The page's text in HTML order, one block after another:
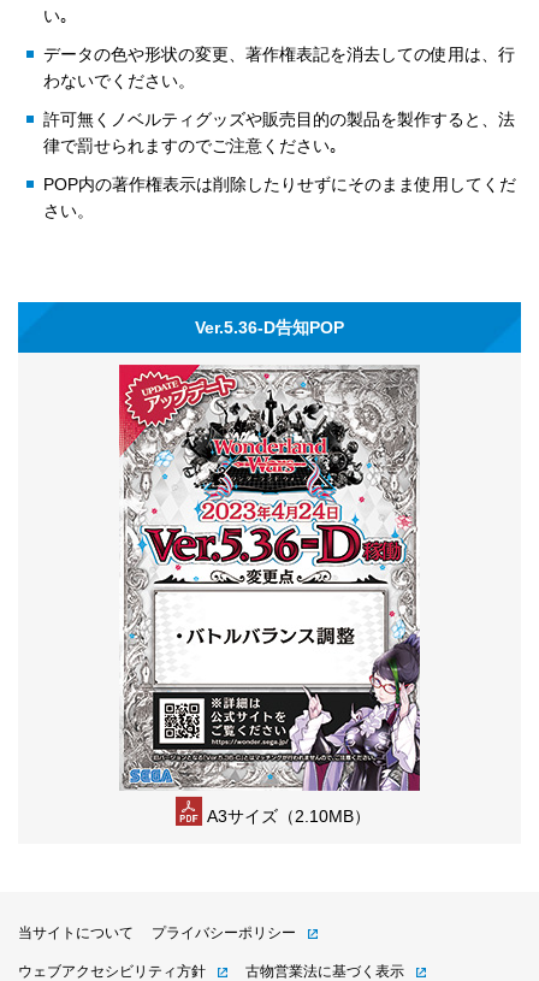
い｡
データの色や形状の変更、著作権表記を消去しての使用は、行
わないでください。
許可無くノベルティグッズや販売目的の製品を製作すると、法
律で罰せられますのでご注意ください｡
POP内の著作権表示は削除したりせずにそのまま使用してくだ
さい。
Ver.5.36-D告知POP
A3サイズ（2.10MB）
当サイトについて プライバシーポリシー
ウェブアクセシビリティ方針 古物営業法に基づく表示